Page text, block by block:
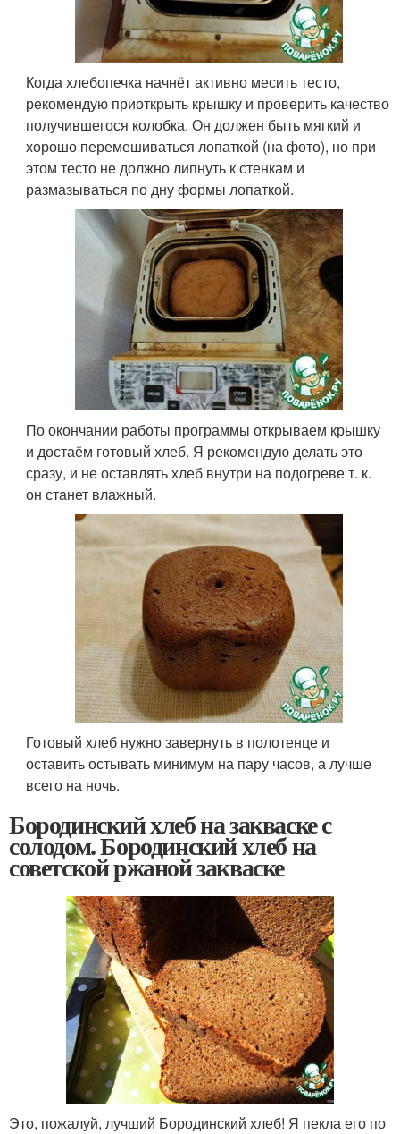
Когда хлебопечка начнёт активно месить тесто,
рекомендую приоткрыть крышку и проверить качество
получившегося колобка. Он должен быть мягкий и
хорошо перемешиваться лопаткой (на фото), но при
этом тесто не должно липнуть к стенкам и
размазываться по дну формы лопаткой.
По окончании работы программы открываем крышку
и достаём готовый хлеб. Я рекомендую делать это
сразу, и не оставлять хлеб внутри на подогреве т. к.
он станет влажный.
Готовый хлеб нужно завернуть в полотенце и
оставить остывать минимум на пару часов, а лучше
всего на ночь.
Бородинский хлеб на закваске с
солодом. Бородинский хлеб на
советской ржаной закваске
Это, пожалуй, лучший Бородинский хлеб! Я пекла его по